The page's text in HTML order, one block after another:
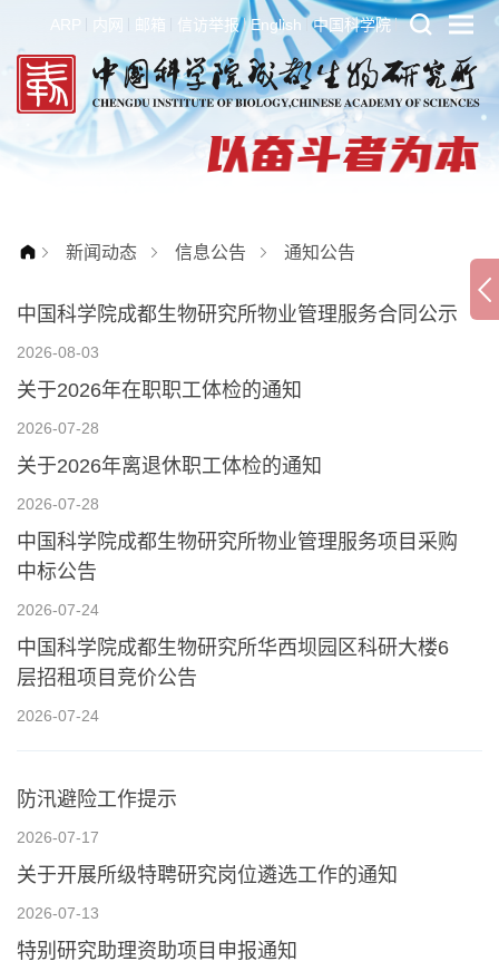
ARP 内网 邮箱 信访举报 English 中国科学院
新闻动态 信息公告 通知公告
中国科学院成都生物研究所物业管理服务合同公示
2026-08-03
关于2026年在职职工体检的通知
2026-07-28
关于2026年离退休职工体检的通知
2026-07-28
中国科学院成都生物研究所物业管理服务项目采购
中标公告
2026-07-24
中国科学院成都生物研究所华西坝园区科研大楼6
层招租项目竞价公告
2026-07-24
防汛避险工作提示
2026-07-17
关于开展所级特聘研究岗位遴选工作的通知
2026-07-13
特别研究助理资助项目申报通知